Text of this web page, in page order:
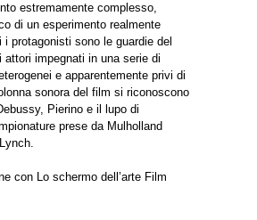
estremamente complesso,
di un esperimento realmente
protagonisti sono le guardie del
attori impegnati in una serie di
e apparentemente privi di
sonora del film si riconoscono
Pierino e il lupo di
prese da Mulholland
con Lo schermo dell’arte Film